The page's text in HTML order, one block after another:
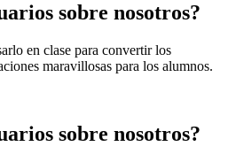
sobre nosotros?
en clase para convertir los
maravillosas para los alumnos.
sobre nosotros?